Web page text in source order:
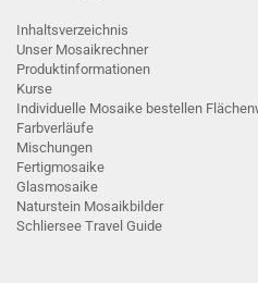
Inhaltsverzeichnis
Unser Mosaikrechner
Produktinformationen
Kurse
Individuelle Mosaike bestellen
Farbverläufe
Mischungen
Fertigmosaike
G lasmosaike
Naturstein Mosaikbilder
Schliersee Travel Guide